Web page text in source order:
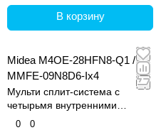
В корзину
Midea M4OE-28HFN8-Q1 /
MMFE-09N8D6-Ix4
Мульти сплит-система с
четырьмя внутренними
блоками
0 0